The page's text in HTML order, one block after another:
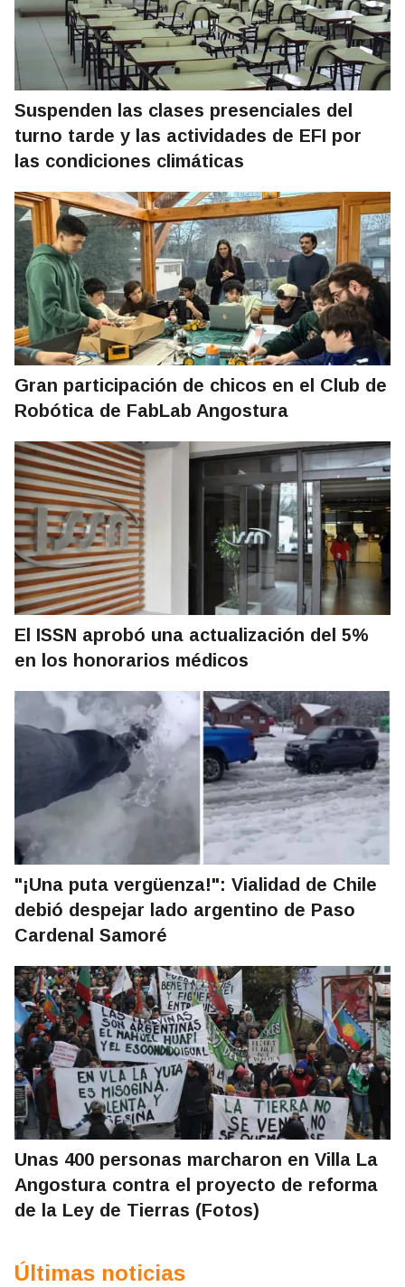
Suspenden las clases presenciales del
turno tarde y las actividades de EFI por
las condiciones climáticas
Gran participación de chicos en el Club de
Robótica de FabLab Angostura
El ISSN aprobó una actualización del 5%
en los honorarios médicos
"¡Una puta vergüenza!": Vialidad de Chile
debió despejar lado argentino de Paso
Cardenal Samoré
Unas 400 personas marcharon en Villa La
Angostura contra el proyecto de reforma
de la Ley de Tierras (Fotos)
Últimas noticias